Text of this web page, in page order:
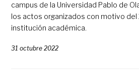
campus de la Universidad Pablo de
los actos organizados con motivo del
institución académica.
31 octubre 2022